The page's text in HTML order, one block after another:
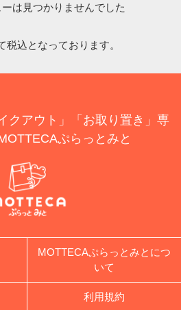
は見つかりませんでした
税込となっております。
クアウト」「お取り置き」専
ぷらっとみと
MOTTECAぷらっとみとにつ
いて
利用規約